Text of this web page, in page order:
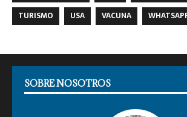
TURISMO
USA VACUNA
SOBRE NOSOTROS